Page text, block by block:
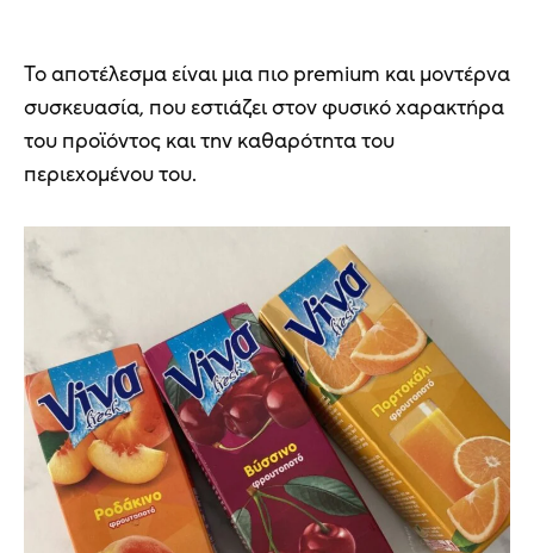
Το αποτέλεσμα είναι μια πιο premium και μοντέρνα
συσκευασία, που εστιάζει στον φυσικό χαρακτήρα
του προϊόντος και την καθαρότητα του
περιεχομένου του.